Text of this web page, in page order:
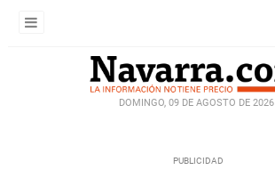
DOMINGO, 09 DE AGOSTO DE 2026